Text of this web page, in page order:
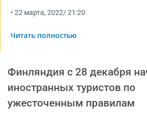
• 22 марта, 2022/21:20
Читать полностью
Финляндия с 28 декабря
иностранных туристов по
ужесточенным правилам